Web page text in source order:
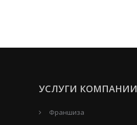
УСЛУГИ КОМПАНИИ
Франшиза